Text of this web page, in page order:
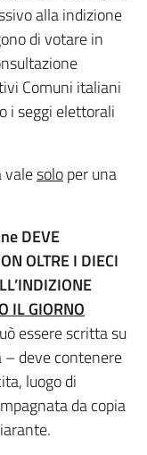
alla indizione
di votare in
Comuni italiani
i seggi elettorali
valesoloper una
DEVE
OLTRE I DIECI
IL GIORNO
essere scritta su
– deve contenere
luogo di
da copia